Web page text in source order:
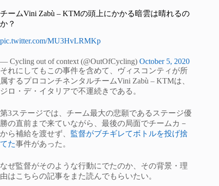
チームVini Zabù – KTMの頭上にかかる暗雲は晴れるの
か？
pic.twitter.com/MU3HvLRMKp
— Cycling out of context (@OutOfCycling) October 5, 2020
それにしてもこの事件を含めて、ヴィスコンティが所
属するプロコンチネンタルチームVini Zabù – KTMは、
ジロ・デ・イタリアで不運続きである。
第3ステージでは、チーム最大の悲願であるステージ優
勝の直前まで来ていながら、最後の局面でチームカ－
から補給を渡せず、 監督がブチギレてボトルを投げ捨
てた事件があった。
なぜ監督がそのような行動にでたのか、その背景・理
由はこちらの記事をまた読んでもらいたい。